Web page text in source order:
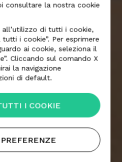
consultare la nostra cookie
all’utilizzo di tutti i cookie,
i cookie”. Per esprimere
ai cookie, seleziona il
Cliccando sul comando X
la navigazione
di default.
I COOKIE